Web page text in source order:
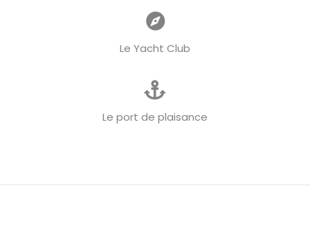
Le Yacht Club
Le port de plaisance